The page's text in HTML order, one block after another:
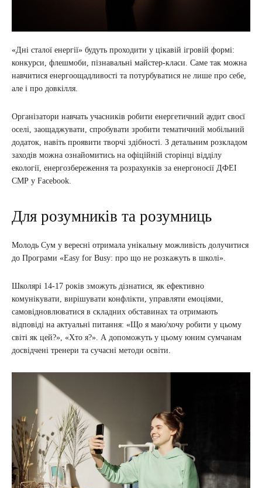
«Дні сталої енергії» будуть проходити у цікавій ігровій формі:
конкурси, флешмоби, пізнавальні майстер-класи. Саме так можна
навчитися енергоощадливості та потурбуватися не лише про себе,
але і про довкілля.
Організатори навчать учасників робити енергетичний аудит своєї
оселі, заощаджувати, спробувати зробити тематичний мобільний
додаток, навіть проявити творчі здібності. З детальним розкладом
заходів можна ознайомитись на офіційній сторінці відділу
екології, енергозбереження та розрахунків за енергоносії ДФЕІ
СМР у Facebook.
Для розумників та розумниць
Молодь Сум у вересні отримала унікальну можливість долучитися
до Програми «Easy for Busy: про що не розкажуть в школі».
Школярі 14-17 років зможуть дізнатися, як ефективно
комунікувати, вирішувати конфлікти, управляти емоціями,
самовідновлюватися в складних обставинах та отримають
відповіді на актуальні питання: «Що я маю/хочу робити у цьому
світі як цей?», «Хто я?». А допоможуть у цьому юним сумчанам
досвідчені тренери та сучасні методи освіти.